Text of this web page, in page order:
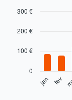
chart
bars.
graphic.
jan fev
0
100 €
200 €
300 €